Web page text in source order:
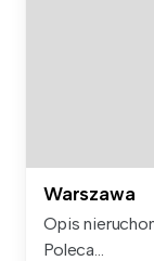
Warszawa
Opis
Poleca...